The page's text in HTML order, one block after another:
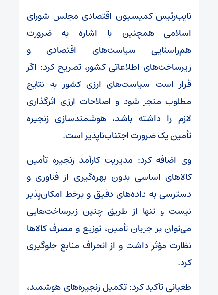
نایب‌رئیس کمیسیون اقتصادی مجلس شورای
اسلامی همچنین با اشاره به ضرورت
هم‌راستایی سیاست‌های اقتصادی و
زیرساخت‌های اطلاعاتی کشور، تصریح کرد: اگر
قرار است سیاست‌های ارزی کشور به نتایج
مطلوب منجر شود و اصلاحات ارزی اثرگذاری
لازم را داشته باشد، هوشمندسازی زنجیره
تأمین یک ضرورت اجتناب‌ناپذیر است.
وی اضافه کرد: مدیریت کارآمد زنجیره تأمین
کالاهای اساسی بدون بهره‌گیری از فناوری و
دسترسی به داده‌های دقیق و برخط امکان‌پذیر
نیست و تنها از طریق چنین زیرساخت‌هایی
می‌توان بر جریان تأمین، توزیع و مصرف کالاها
نظارت مؤثر داشت و از انحراف منابع جلوگیری
کرد.
طغیانی تأکید کرد: تکمیل زنجیره‌های هوشمند،